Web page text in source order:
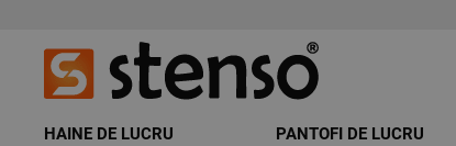
HAINE DE LUCRU PANTOFI DE LUCRU